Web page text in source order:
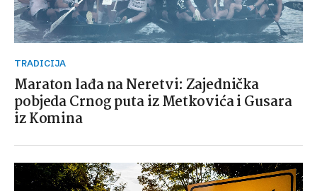
TRADICIJA
Maraton lađa na Neretvi: Zajednička
pobjeda Crnog puta iz Metkovića i Gusara
iz Komina